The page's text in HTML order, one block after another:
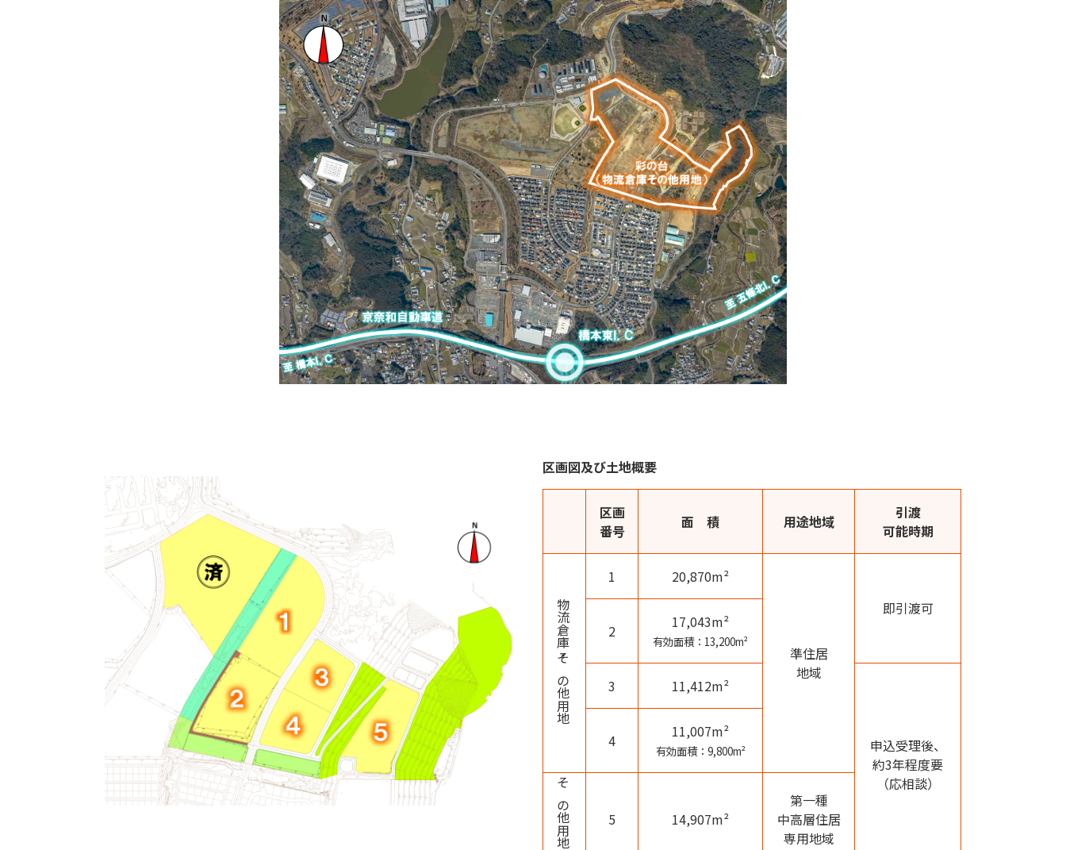
区画図及び土地概要
区画
番号
面 積 用途地域
引渡
可能時期
物流倉庫・その他用地
1 20,870m²
準住居
地域
即引渡可
2
17,043m²
有効面積：13,200m²
3 11,412m²
申込受理後、
約3年程度要
（応相談）
4 11,007m²
有効面積：9,800m²
その他用地 5 14,907m²
第一種
中高層住居
専用地域